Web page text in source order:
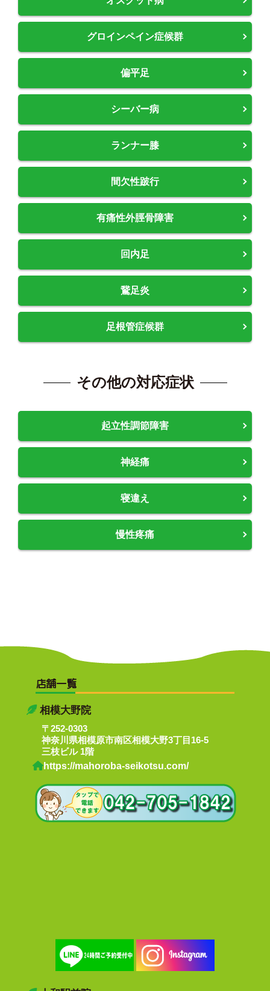
グロインペイン症候群
偏平足
シーバー病
ランナー膝
間欠性跛行
有痛性外脛骨障害
回内足
鵞足炎
足根管症候群
その他の対応症状
起立性調節障害
神経痛
寝違え
慢性疼痛
店舗一覧
相模大野院
〒252-0303
神奈川県相模原市南区相模大野3丁目16-5
三枝ビル 1階
https://mahoroba-seikotsu.com/